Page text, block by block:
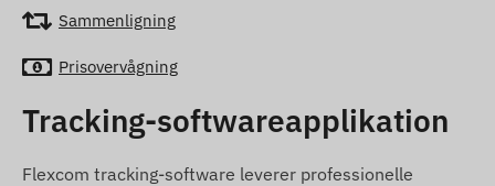
Sammenligning
Prisovervågning
Tracking-softwareapplikation
Flexcom tracking-software leverer professionelle